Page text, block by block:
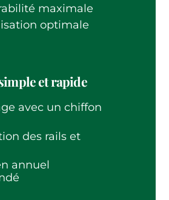
maximale
optimale
et rapide
avec un chiffon
des rails et
annuel